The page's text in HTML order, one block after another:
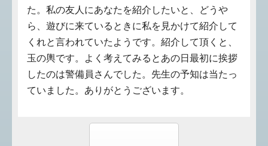
た。私の友人にあなたを紹介したいと、どうや
ら、遊びに来ているときに私を見かけて紹介して
くれと言われていたようです。紹介して頂くと、
玉の輿です。よく考えてみるとあの日最初に挨拶
したのは警備員さんでした。先生の予知は当たっ
ていました。ありがとうございます。